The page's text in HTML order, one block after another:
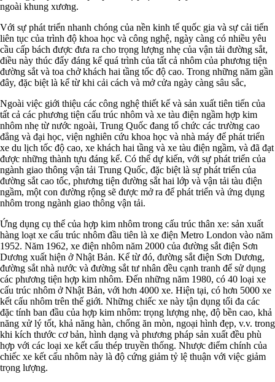
ngoài khung xương.
Với sự phát triển nhanh chóng của nền kinh tế quốc gia và sự cải tiến
liên tục của trình độ khoa học và công nghệ, ngày càng có nhiều yêu
cầu cấp bách được đưa ra cho trọng lượng nhẹ của vận tải đường sắt,
điều này thúc đẩy đáng kể quá trình của tất cả nhôm của phương tiện
đường sắt và toa chở khách hai tầng tốc độ cao. Trong những năm gần
đây, đặc biệt là kể từ khi cải cách và mở cửa ngày càng sâu sắc,
Ngoài việc giới thiệu các công nghệ thiết kế và sản xuất tiên tiến của
tất cả các phương tiện cấu trúc nhôm và xe tàu điện ngầm hợp kim
nhôm nhẹ từ nước ngoài, Trung Quốc đang tổ chức các trường cao
đẳng và đại học, viện nghiên cứu khoa học và nhà máy để phát triển
xe du lịch tốc độ cao, xe khách hai tầng và xe tàu điện ngầm, và đã đạt
được những thành tựu đáng kể. Có thể dự kiến, với sự phát triển của
ngành giao thông vận tải Trung Quốc, đặc biệt là sự phát triển của
đường sắt cao tốc, phương tiện đường sắt hai lớp và vận tải tàu điện
ngầm, một con đường rộng sẽ được mở ra để phát triển và ứng dụng
nhôm trong ngành giao thông vận tải.
Ứng dụng cụ thể của hợp kim nhôm trong cấu trúc thân xe: sản xuất
hàng loạt xe cấu trúc nhôm đầu tiên là xe điện Metro London vào năm
1952. Năm 1962, xe điện nhôm năm 2000 của đường sắt điện Sơn
Dương xuất hiện ở Nhật Bản. Kể từ đó, đường sắt điện Sơn Dương,
đường sắt nhà nước và đường sắt tư nhân đều cạnh tranh để sử dụng
các phương tiện hợp kim nhôm. Đến những năm 1980, có 40 loại xe
cấu trúc nhôm ở Nhật Bản, với hơn 4000 xe. Hiện tại, có hơn 5000 xe
kết cấu nhôm trên thế giới. Những chiếc xe này tận dụng tối đa các
đặc tính ban đầu của hợp kim nhôm: trọng lượng nhẹ, độ bền cao, khả
năng xử lý tốt, khả năng hàn, chống ăn mòn, ngoại hình đẹp, v.v. trong
khi kích thước cơ bản, hình dạng và phương pháp sản xuất đều phù
hợp với các loại xe kết cấu thép truyền thống. Nhược điểm chính của
chiếc xe kết cấu nhôm này là độ cứng giảm tỷ lệ thuận với việc giảm
trọng lượng.